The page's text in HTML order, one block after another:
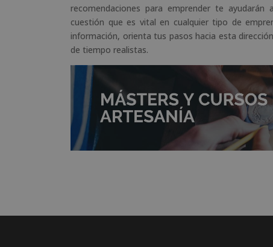
recomendaciones para emprender te
cuestión que es vital en cualquier tipo de
información, orienta tus pasos hacia esta
de tiempo realistas.